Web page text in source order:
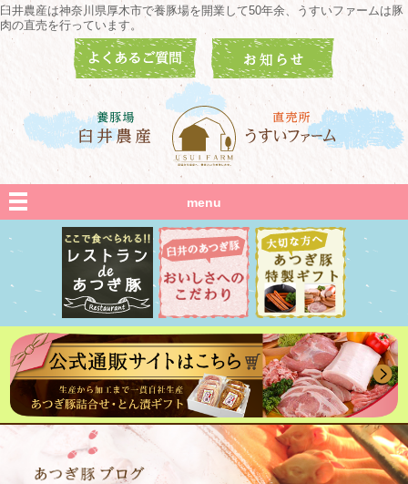
臼井農産は神奈川県厚木市で養豚場を開業して50年余、うすいファームは豚
肉の直売を行っています。
menu